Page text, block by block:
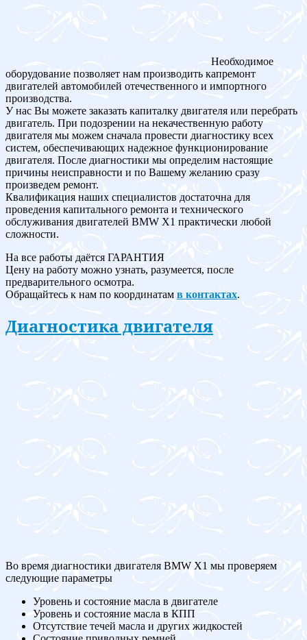
Необходимое
оборудование позволяет нам производить капремонт
двигателей автомобилей отечественного и импортного
производства.
У нас Вы можете заказать капиталку двигателя или перебрать
двигатель. При подозрении на некачественную работу
двигателя мы можем сначала провести диагностику всех
систем, обеспечивающих надежное функционирование
двигателя. После диагностики мы определим настоящие
причины неисправности и по Вашему желанию сразу
произведем ремонт.
Квалификация наших специалистов достаточна для
проведения капитального ремонта и технического
обслуживания двигателей BMW X1 практически любой
сложности.
На все работы даётся ГАРАНТИЯ
Цену на работу можно узнать, разумеется, после
предварительного осмотра.
Обращайтесь к нам по координатам в контактах.
Диагностика двигателя
Во время диагностики двигателя BMW X1 мы проверяем
следующие параметры
Уровень и состояние масла в двигателе
Уровень и состояние масла в КПП
Отсутствие течей масла и других жидкостей